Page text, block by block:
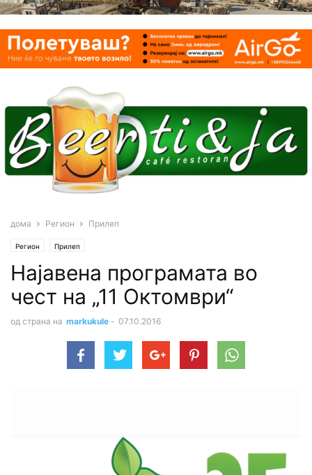
дома Регион Прилеп
Регион Прилеп
Најавена програмата во
чест на „11 Октомври“
од страна на markukule - 07.10.2016